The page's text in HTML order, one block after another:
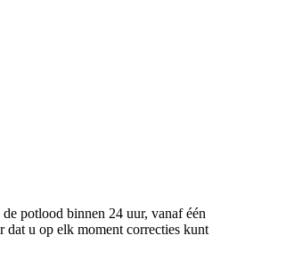
potlood binnen 24 uur, vanaf één
u op elk moment correcties kunt